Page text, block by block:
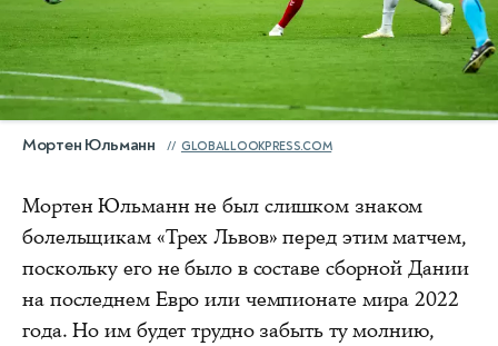
Мортен Юльманн GLOBALLOOKPRESS.COM
Мортен Юльманн не был слишком знаком
болельщикам «Трех Львов» перед этим матчем,
поскольку его не было в составе сборной Дании
на последнем Евро или чемпионате мира 2022
года. Но им будет трудно забыть ту молнию,